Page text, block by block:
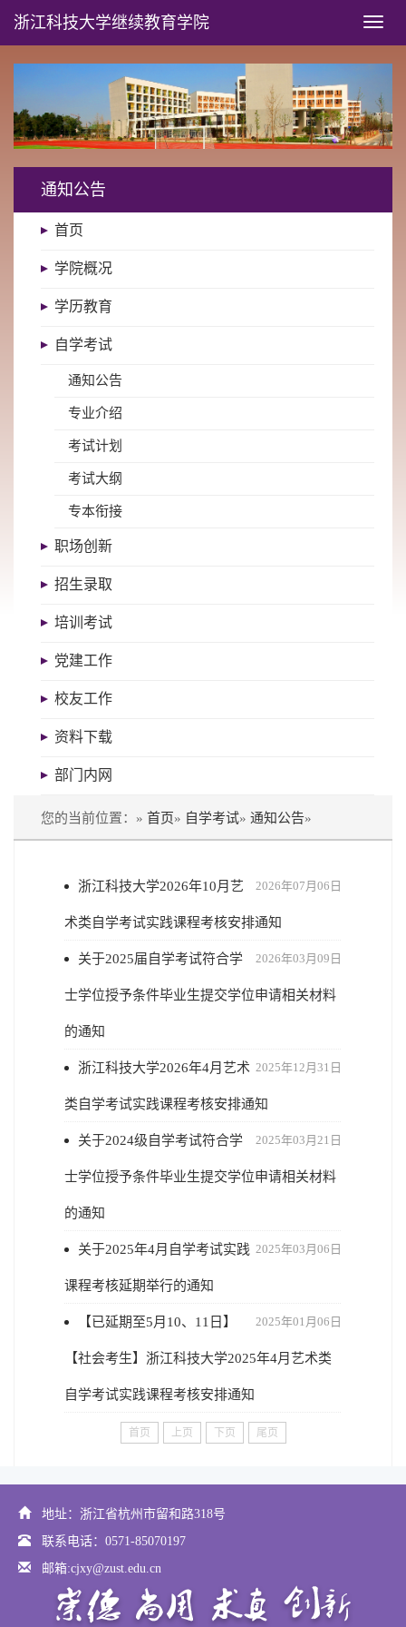
浙江科技大学继续教育学院
通知公告
首页
学院概况
学历教育
自学考试
通知公告
专业介绍
考试计划
考试大纲
专本衔接
职场创新
招生录取
培训考试
党建工作
校友工作
资料下载
部门内网
您的当前位置：» 首页» 自学考试» 通知公告»
2026年07月06日
浙江科技大学2026年10月艺
术类自学考试实践课程考核安排通知
2026年03月09日
关于2025届自学考试符合学
士学位授予条件毕业生提交学位申请相关材料
的通知
2025年12月31日
浙江科技大学2026年4月艺术
类自学考试实践课程考核安排通知
2025年03月21日
关于2024级自学考试符合学
士学位授予条件毕业生提交学位申请相关材料
的通知
2025年03月06日
关于2025年4月自学考试实践
课程考核延期举行的通知
2025年01月06日
【已延期至5月10、11日】
【社会考生】浙江科技大学2025年4月艺术类
自学考试实践课程考核安排通知
首页 上页 下页 尾页
地址：浙江省杭州市留和路318号
联系电话：0571-85070197
邮箱:cjxy@zust.edu.cn